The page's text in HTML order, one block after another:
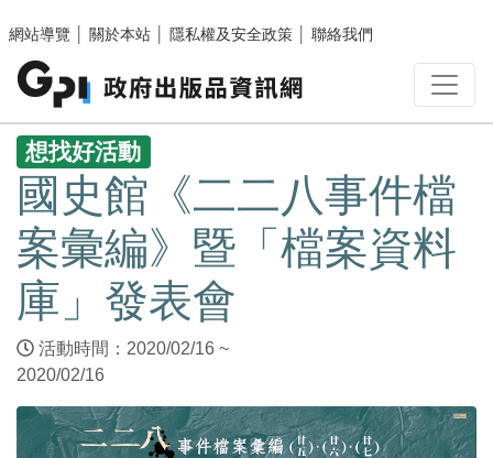
網站導覽
關於本站 隱私權及安全政策 聯絡我們
:::
想找好活動
國史館《二二八事件檔
案彙編》暨「檔案資料
庫」發表會
活動時間：2020/02/16 ~
2020/02/16